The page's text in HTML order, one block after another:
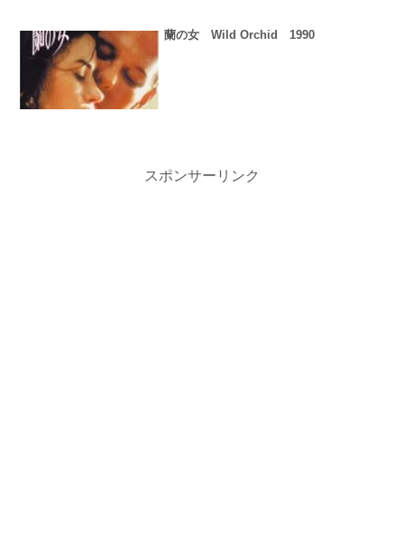
蘭の女 Wild Orchid 1990
スポンサーリンク